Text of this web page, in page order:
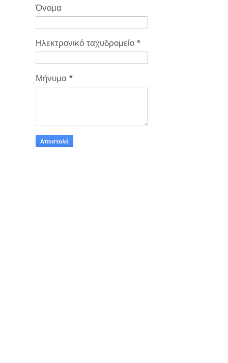
Όνομα
Ηλεκτρονικό ταχυδρομείο *
Μήνυμα *